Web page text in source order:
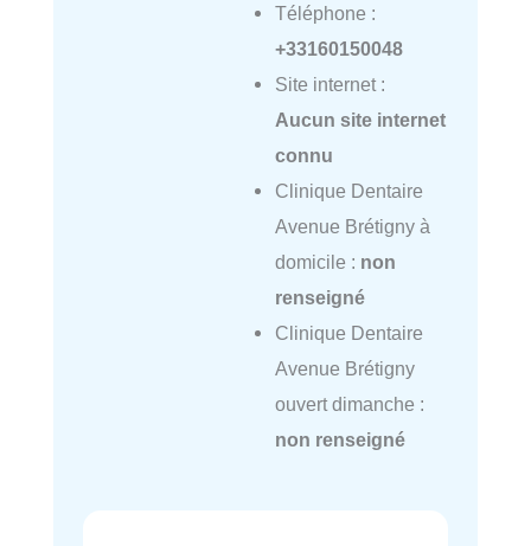
Téléphone :
+33160150048
Site internet :
Aucun site internet
connu
Clinique Dentaire
Avenue Brétigny à
domicile : non
renseigné
Clinique Dentaire
Avenue Brétigny
ouvert dimanche :
non renseigné